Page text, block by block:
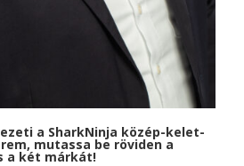
a SharkNinja közép-kelet-
mutassa be röviden a
a két márkát!